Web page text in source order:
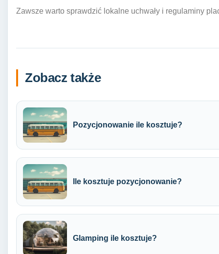
Zawsze warto sprawdzić lokalne uchwały i regulaminy
Zobacz także
Pozycjonowanie ile kosztuje?
Ile kosztuje pozycjonowanie?
Glamping ile kosztuje?